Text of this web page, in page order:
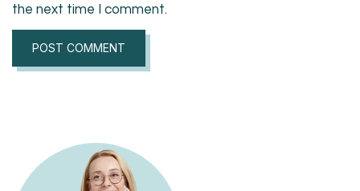
the next time I comment.